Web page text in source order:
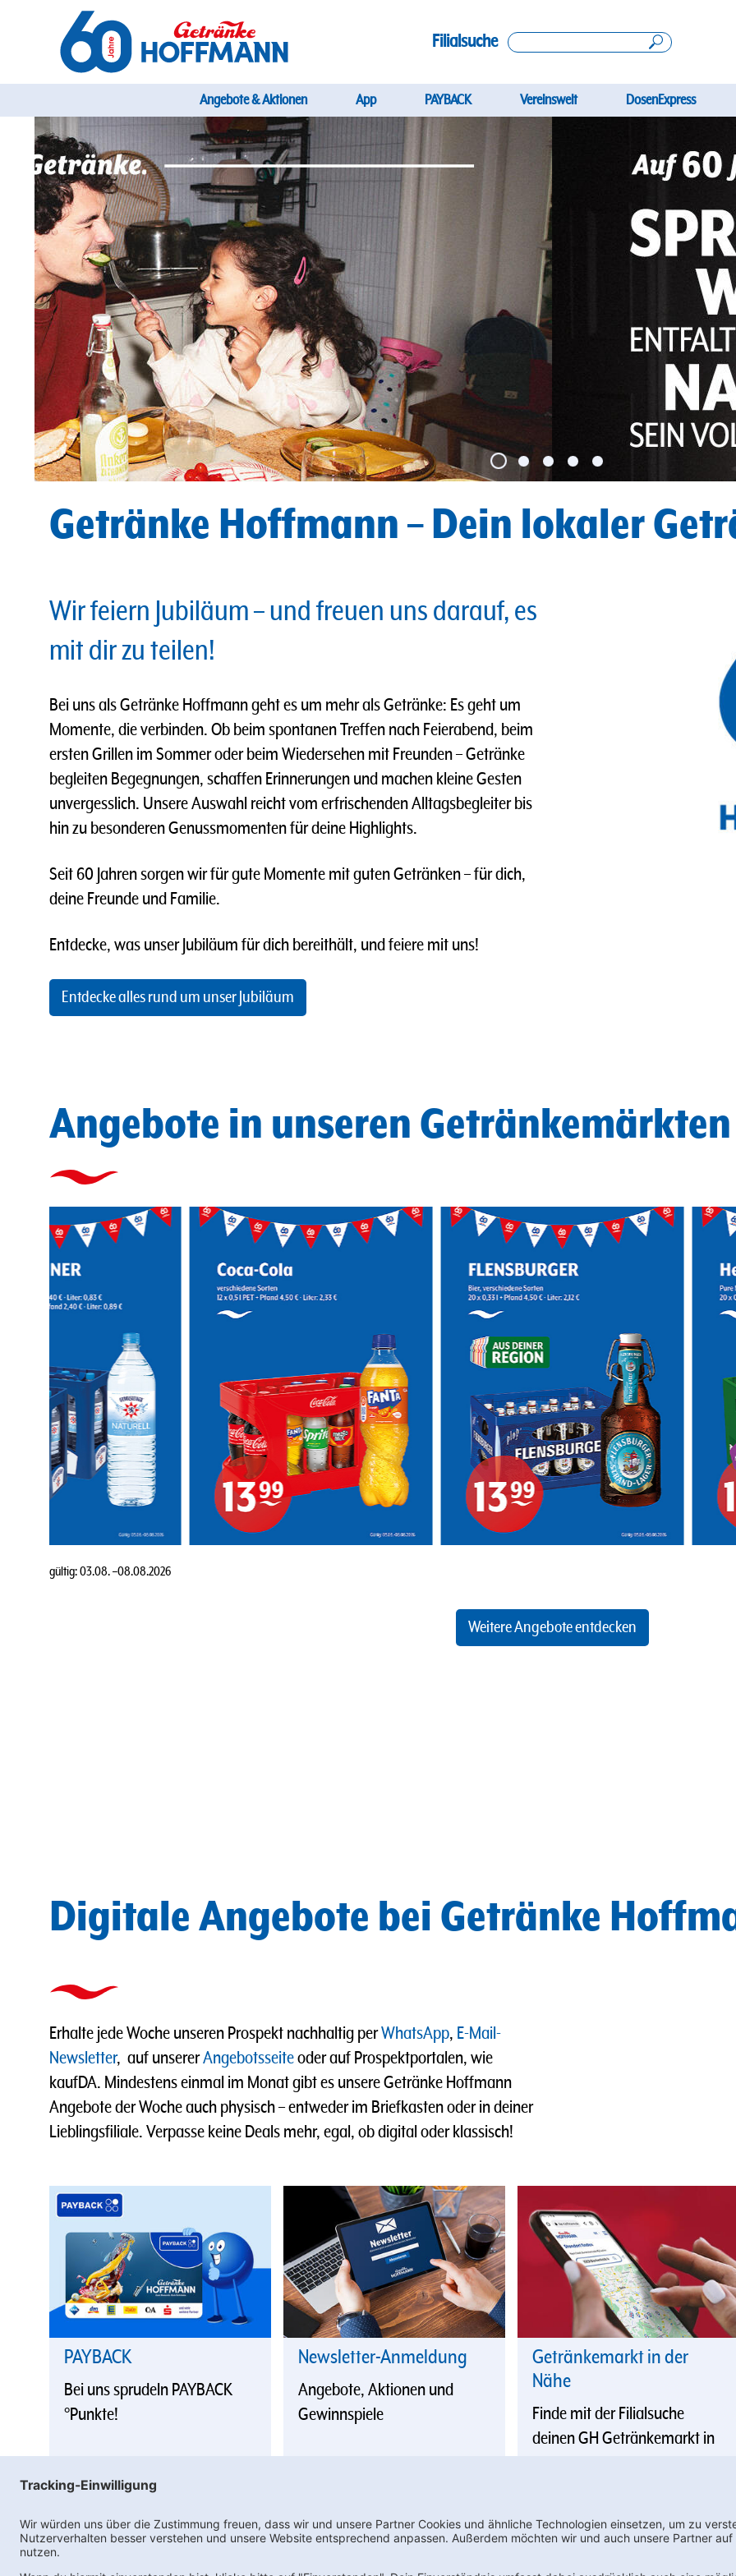
Startseite Getränke Hoffmann
Filialsuche
Hauptnavigation
Angebote & Aktionen App PAYBACK Vereinswelt DosenExpress
Getränke Hoffmann – Dein lokaler
Wir feiern Jubiläum – und freuen uns darauf, es
mit dir zu teilen!
Bei uns als Getränke Hoffmann geht es um mehr als Getränke: Es geht um
Momente, die verbinden. Ob beim spontanen Treffen nach Feierabend, beim
ersten Grillen im Sommer oder beim Wiedersehen mit Freunden – Getränke
begleiten Begegnungen, schaffen Erinnerungen und machen kleine Gesten
unvergesslich. Unsere Auswahl reicht vom erfrischenden Alltagsbegleiter bis
hin zu besonderen Genussmomenten für deine Highlights.
Seit 60 Jahren sorgen wir für gute Momente mit guten Getränken – für dich,
deine Freunde und Familie.
Entdecke, was unser Jubiläum für dich bereithält, und feiere mit uns!
Entdecke alles rund um unser Jubiläum
Angebote in unseren Getränkemärkten
gültig:03.08.–08.08.2026
Weitere Angebote entdecken
Digitale Angebote bei Getränke
Erhalte jede Woche unseren Prospekt nachhaltig perWhatsApp, E-Mail-
Newsletter, auf unsererAngebotsseiteoder auf Prospektportalen, wie
kaufDA. Mindestens einmal im Monat gibt es unsere Getränke Hoffmann
Angebote der Woche auch physisch – entweder im Briefkasten oder in deiner
Lieblingsfiliale. Verpasse keine Deals mehr, egal, ob digital oder klassisch!
PAYBACK
Bei uns sprudeln PAYBACK
°Punkte!
Newsletter-Anmeldung
Angebote, Aktionen und
Gewinnspiele
Getränkemarkt in der
Nähe
Finde mit der Filialsuche
deinen GH Getränkemarkt in
Newsletter bestellen